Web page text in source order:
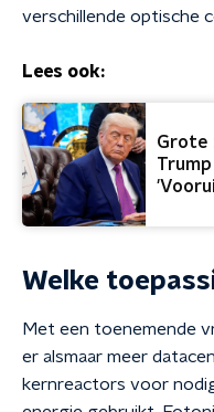
verschillende optische
Lees ook:
Grote
Welke
Met een toenemende
er alsmaar meer
kernreactors voor